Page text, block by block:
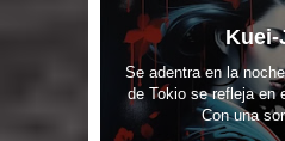
Kuei-
Se adentra en la
de Tokio se refleja en
Con una